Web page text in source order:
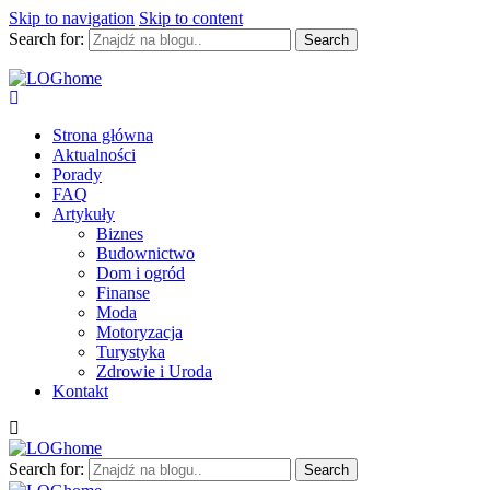
Skip to navigation Skip to content
Search for:
Strona główna
Aktualności
Porady
FAQ
Artykuły
Biznes
Budownictwo
Dom i ogród
Finanse
Moda
Motoryzacja
Turystyka
Zdrowie i Uroda
Kontakt
Search for: